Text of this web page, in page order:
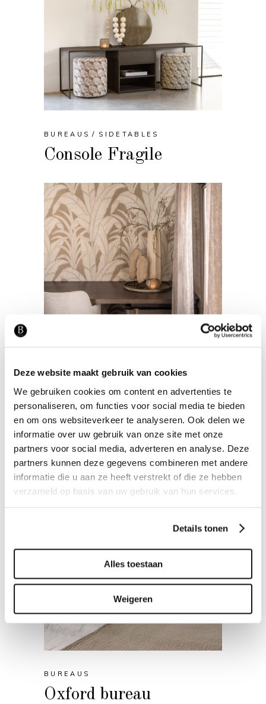
Deze website maakt gebruik van cookies
We gebruiken cookies om content en advertenties te
personaliseren, om functies voor social media te bieden
en om ons websiteverkeer te analyseren. Ook delen we
informatie over uw gebruik van onze site met onze
partners voor social media, adverteren en analyse. Deze
partners kunnen deze gegevens combineren met andere
informatie die u aan ze heeft verstrekt of die ze hebben
verzameld op basis van uw gebruik van hun services.
Details tonen
Alles toestaan
Weigeren
BUREAUS SIDETABLES
Console Fragile
BUREAUS
Bureau Modesto
BUREAUS
Oxford bureau